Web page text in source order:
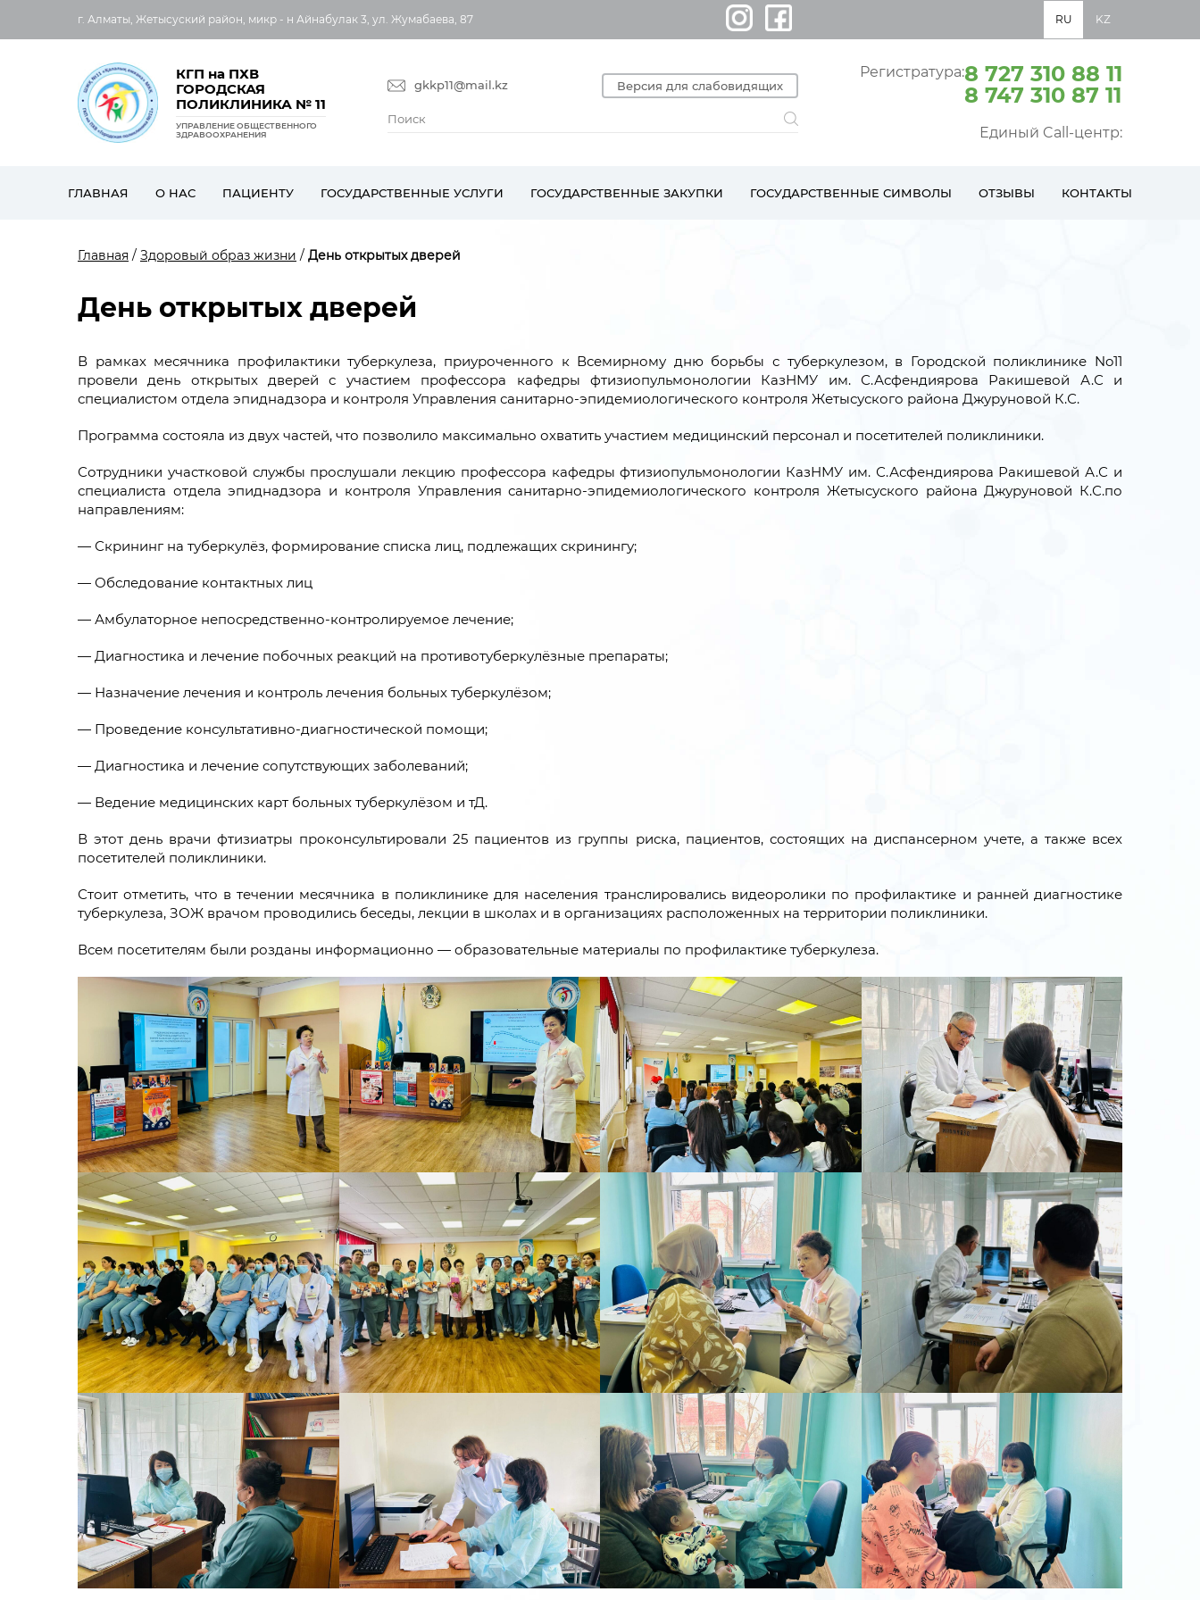
г. Алматы, Жетысуский район, микр - н Айнабулак 3, ул. Жумабаева, 87 RU KZ
КГП на ПХВ
ГОРОДСКАЯ
ПОЛИКЛИНИКА № 11
УПРАВЛЕНИЕ ОБЩЕСТВЕННОГО
ЗДРАВООХРАНЕНИЯ
gkkp11@mail.kz Версия для слабовидящих
Регистратура:8 727 310 88 11
8 747 310 87 11
Единый Call-центр:
ГЛАВНАЯ О НАС ПАЦИЕНТУ ГОСУДАРСТВЕННЫЕ УСЛУГИ ГОСУДАРСТВЕННЫЕ ЗАКУПКИ ГОСУДАРСТВЕННЫЕ СИМВОЛЫ ОТЗЫВЫ КОНТАКТЫ
Главная / Здоровый образ жизни / День открытых дверей
День открытых дверей
В рамках месячника профилактики туберкулеза, приуроченного к Всемирному дню борьбы с туберкулезом, в Городской поликлинике No11
провели день открытых дверей с участием профессора кафедры фтизиопульмонологии КазНМУ им. С.Асфендиярова Ракишевой А.С и
специалистом отдела эпиднадзора и контроля Управления санитарно-эпидемиологического контроля Жетысуского района Джуруновой К.С.
Программа состояла из двух частей, что позволило максимально охватить участием медицинский персонал и посетителей поликлиники.
Сотрудники участковой службы прослушали лекцию профессора кафедры фтизиопульмонологии КазНМУ им. С.Асфендиярова Ракишевой А.С и
специалиста отдела эпиднадзора и контроля Управления санитарно-эпидемиологического контроля Жетысуского района Джуруновой К.С.по
направлениям:
— Скрининг на туберкулёз, формирование списка лиц, подлежащих скринингу;
— Обследование контактных лиц
— Амбулаторное непосредственно-контролируемое лечение;
— Диагностика и лечение побочных реакций на противотуберкулёзные препараты;
— Назначение лечения и контроль лечения больных туберкулёзом;
— Проведение консультативно-диагностической помощи;
— Диагностика и лечение сопутствующих заболеваний;
— Ведение медицинских карт больных туберкулёзом и тД.
В этот день врачи фтизиатры проконсультировали 25 пациентов из группы риска, пациентов, состоящих на диспансерном учете, а также всех
посетителей поликлиники.
Стоит отметить, что в течении месячника в поликлинике для населения транслировались видеоролики по профилактике и ранней диагностике
туберкулеза, ЗОЖ врачом проводились беседы, лекции в школах и в организациях расположенных на территории поликлиники.
Всем посетителям были розданы информационно — образовательные материалы по профилактике туберкулеза.